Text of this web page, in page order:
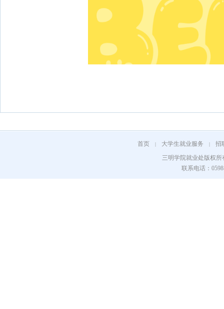
首页 | 大学生就业服务 |
招
三明学院就业处版权
联系电话：